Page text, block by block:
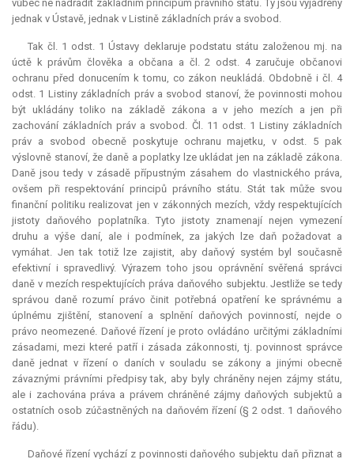
vůbec ne nadřadit základním principům právního státu. Ty jsou vyjádřeny
jednak v Ústavě, jednak v Listině základních práv a svobod.
Tak čl. 1 odst. 1 Ústavy deklaruje podstatu státu založenou mj. na
úctě k právům člověka a občana a čl. 2 odst. 4 zaručuje občanovi
ochranu před donucením k tomu, co zákon neukládá. Obdobně i čl. 4
odst. 1 Listiny základních práv a svobod stanoví, že povinnosti mohou
být ukládány toliko na základě zákona a v jeho mezích a jen při
zachování základních práv a svobod. Čl. 11 odst. 1 Listiny základních
práv a svobod obecně poskytuje ochranu majetku, v odst. 5 pak
výslovně stanoví, že daně a poplatky lze ukládat jen na základě zákona.
Daně jsou tedy v zásadě přípustným zásahem do vlastnického práva,
ovšem při respektování principů právního státu. Stát tak může svou
finanční politiku realizovat jen v zákonných mezích, vždy respektujících
jistoty daňového poplatníka. Tyto jistoty znamenají nejen vymezení
druhu a výše daní, ale i podmínek, za jakých lze daň požadovat a
vymáhat. Jen tak totiž lze zajistit, aby daňový systém byl současně
efektivní i spravedlivý. Výrazem toho jsou oprávnění svěřená správci
daně v mezích respektujících práva daňového subjektu. Jestliže se tedy
správou daně rozumí právo činit potřebná opatření ke správnému a
úplnému zjištění, stanovení a splnění daňových povinností, nejde o
právo neomezené. Daňové řízení je proto ovládáno určitými základními
zásadami, mezi které patří i zásada zákonnosti, tj. povinnost správce
daně jednat v řízení o daních v souladu se zákony a jinými obecně
závaznými právními předpisy tak, aby byly chráněny nejen zájmy státu,
ale i zachována práva a právem chráněné zájmy daňových subjektů a
ostatních osob zúčastněných na daňovém řízení (§ 2 odst. 1 daňového
řádu).
Daňové řízení vychází z povinnosti daňového subjektu daň přiznat a